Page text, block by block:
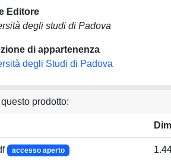
Editore
degli studi di Padova
di appartenenza
degli Studi di Padova
prodotto:
accesso aperto